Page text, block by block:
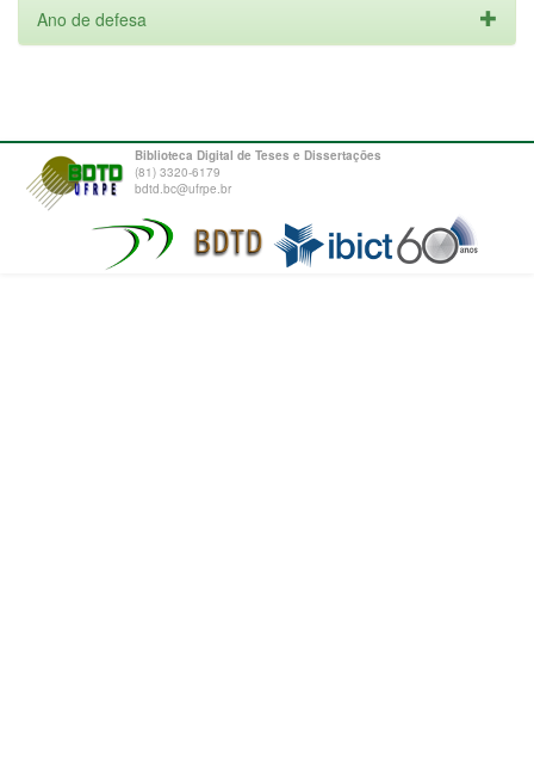
Ano de defesa
Biblioteca Digital de Teses e Dissertações
(81) 3320-6179
bdtd.bc@ufrpe.br